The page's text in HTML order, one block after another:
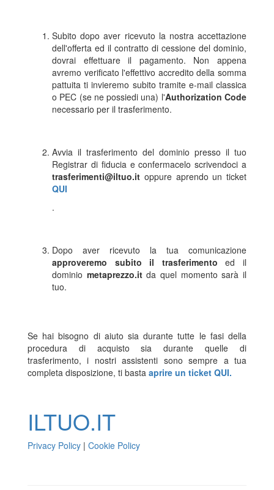
Subito dopo aver ricevuto la nostra accettazione
dell'offerta ed il contratto di cessione del dominio,
dovrai effettuare il pagamento. Non appena
avremo verificato l'effettivo accredito della somma
pattuita ti invieremo subito tramite e-mail classica
o PEC (se ne possiedi una) l'Authorization Code
necessario per il trasferimento.
Avvia il trasferimento del dominio presso il tuo
Registrar di fiducia e confermacelo scrivendoci a
trasferimenti@iltuo.it oppure aprendo un ticket
QUI
.
Dopo aver ricevuto la tua comunicazione
approveremo subito il trasferimento ed il
dominio metaprezzo.itda quel momento sarà il
tuo.
Se hai bisogno di aiuto sia durante tutte le fasi della
procedura di acquisto sia durante quelle di
trasferimento, i nostri assistenti sono sempre a tua
completa disposizione, ti basta aprire un ticket QUI.
ILTUO.IT
Privacy Policy | Cookie Policy